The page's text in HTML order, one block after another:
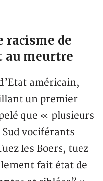
racisme de
au meurtre
américain,
un premier
que « plusieurs
vociférants
les Boers, tuez
fait état de